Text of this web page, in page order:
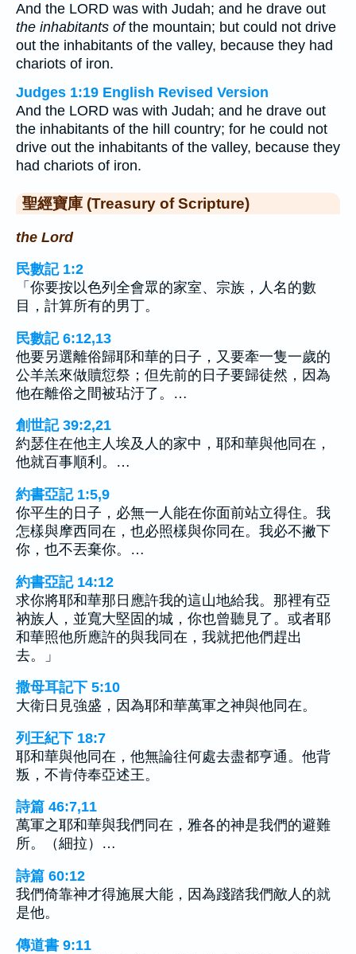
And the LORD was with Judah; and he drave out
the inhabitants ofthe mountain; but could not drive
out the inhabitants of the valley, because they had
chariots of iron.
Judges 1:19 English Revised Version
And the LORD was with Judah; and he drave out
the inhabitants of the hill country; for he could not
drive out the inhabitants of the valley, because they
had chariots of iron.
聖經寶庫 (Treasury of Scripture)
the Lord
民數記 1:2
「你要按以色列全會眾的家室、宗族，人名的數
目，計算所有的男丁。
民數記 6:12,13
他要另選離俗歸耶和華的日子，又要牽一隻一歲的
公羊羔來做贖愆祭；但先前的日子要歸徒然，因為
他在離俗之間被玷汙了。…
創世記 39:2,21
約瑟住在他主人埃及人的家中，耶和華與他同在，
他就百事順利。…
約書亞記 1:5,9
你平生的日子，必無一人能在你面前站立得住。我
怎樣與摩西同在，也必照樣與你同在。我必不撇下
你，也不丟棄你。…
約書亞記 14:12
求你將耶和華那日應許我的這山地給我。那裡有亞
衲族人，並寬大堅固的城，你也曾聽見了。或者耶
和華照他所應許的與我同在，我就把他們趕出
去。」
撒母耳記下 5:10
大衛日見強盛，因為耶和華萬軍之神與他同在。
列王紀下 18:7
耶和華與他同在，他無論往何處去盡都亨通。他背
叛，不肯侍奉亞述王。
詩篇 46:7,11
萬軍之耶和華與我們同在，雅各的神是我們的避難
所。（細拉）…
詩篇 60:12
我們倚靠神才得施展大能，因為踐踏我們敵人的就
是他。
傳道書 9:11